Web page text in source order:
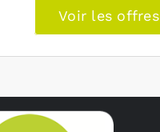
Voir les offres